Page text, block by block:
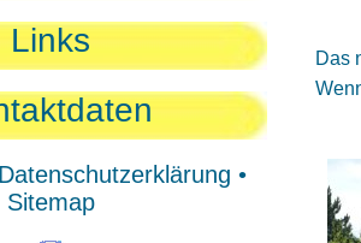
Links
Datenschutzerklärung •
Sitemap
Das